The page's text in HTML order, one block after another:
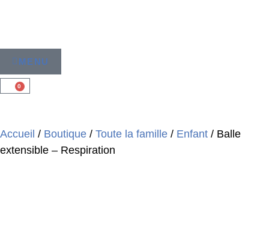
MENU
0
Accueil / Boutique / Toute la famille / Enfant / Balle
extensible – Respiration